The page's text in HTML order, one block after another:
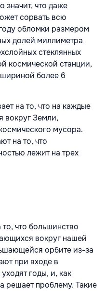
значит, что даже
сорвать всю
обломки размером
долей миллиметра
стеклянных
космической станции,
шириной более 6
на то, что на каждые
вокруг Земли,
мусора.
на то, что
лежит на трех
что большинство
вокруг нашей
орбите из-за
при входе в
годы, и, как
решает проблему. Такие